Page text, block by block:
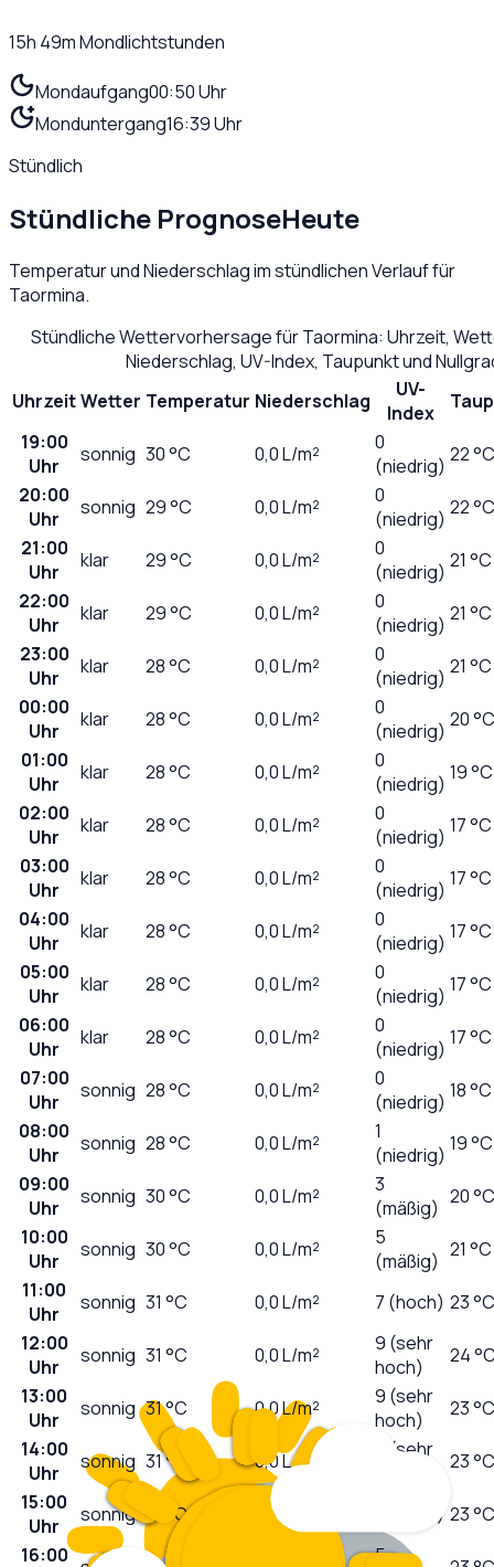
15h 49mMondlichtstunden
Mondaufgang00:50 Uhr
Monduntergang16:39 Uhr
Stündlich
Stündliche PrognoseHeute
Temperatur und Niederschlag im stündlichen Verlauf für
Taormina.
Stündliche Wettervorhersage fürTaormina: Uhrzeit,
Niederschlag, UV-Index, Taupunkt und
UhrzeitWetter Temperatur Niederschlag
UV-
Index
19:00
Uhr
sonnig 30°C 0,0L/m²
0
(niedrig) 22 °C
20:00
Uhr
sonnig 29°C 0,0L/m²
0
(niedrig) 22 °C
21:00
Uhr
klar 29°C 0,0L/m²
0
(niedrig) 21 °C
22:00
Uhr
klar 29°C 0,0L/m²
0
(niedrig) 21 °C
23:00
Uhr
klar 28°C 0,0L/m²
0
(niedrig) 21 °C
00:00
Uhr
klar 28°C 0,0L/m²
0
(niedrig) 20 °C
01:00
Uhr
klar 28°C 0,0L/m²
0
(niedrig) 19 °C
02:00
Uhr
klar 28°C 0,0L/m²
0
(niedrig) 17 °C
03:00
Uhr
klar 28°C 0,0L/m²
0
(niedrig) 17 °C
04:00
Uhr
klar 28°C 0,0L/m²
0
(niedrig) 17 °C
05:00
Uhr
klar 28°C 0,0L/m²
0
(niedrig) 17 °C
06:00
Uhr
klar 28°C 0,0L/m²
0
(niedrig) 17 °C
07:00
Uhr
sonnig 28°C 0,0L/m²
0
(niedrig) 18 °C
08:00
Uhr
sonnig 28°C 0,0L/m²
1
(niedrig) 19 °C
09:00
Uhr
sonnig 30°C 0,0L/m²
3
(mäßig) 20 °C
10:00
Uhr
sonnig 30°C 0,0L/m²
5
(mäßig) 21 °C
11:00
Uhr
sonnig 31 °C 0,0L/m² 7 (hoch) 23 °C
12:00
Uhr
sonnig 31 °C 0,0L/m²
9 (sehr
hoch)
24
13:00
Uhr
sonnig 31°C 0,0L/m²
9 (sehr
hoch)
23 °C
14:00
Uhr
sonnig 31°C 0,0L/m²
9 (sehr
23 °C
15:00
Uhr
sonnig °C 0,0 7 (hoch) 23 °C
16:00
5